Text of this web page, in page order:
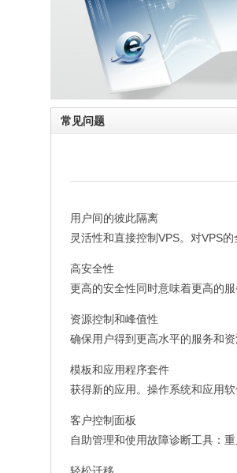
常见问题
用户间的彼此隔离
灵活性和直接控制VPS。对VPS
高安全性
更高的安全性同时意味着更高的服
资源控制和峰值性
确保用户得到更高水平的服务和
模板和应用程序套件
获得新的应用。操作系统和应用
客户控制面板
自助管理和使用故障诊断工具：